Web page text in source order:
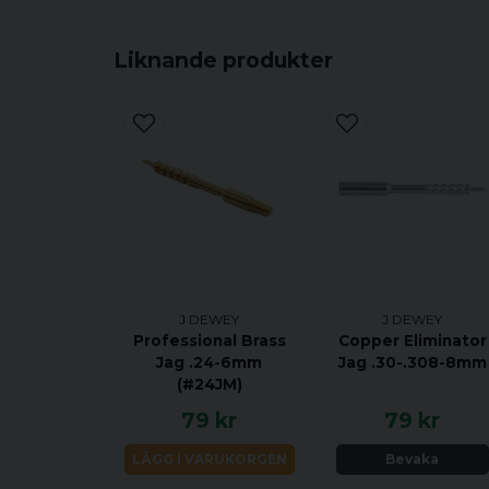
Liknande produkter
J DEWEY
Professional Brass
Jag .24-6mm
(#24JM)
79 kr
LÄGG I VARUKORGEN
J DEWEY
Copper Eliminator
Jag .30-.308-8mm
79 kr
Bevaka